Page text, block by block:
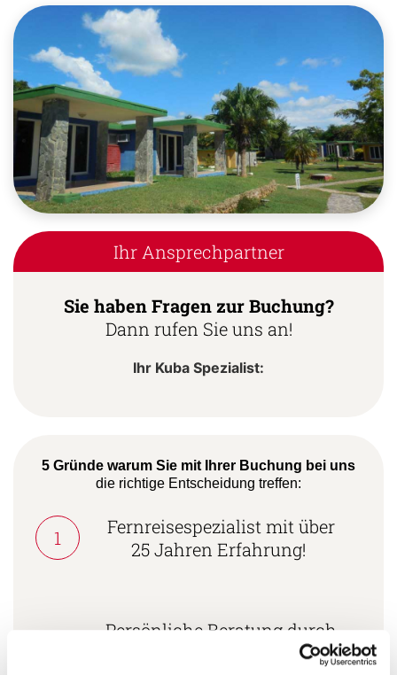
Ihr Ansprechpartner
Sie haben Fragen zur Buchung?
Dann rufen Sie uns an!
Ihr Kuba Spezialist:
5 Gründe warum Sie mit Ihrer Buchung bei uns
die richtige Entscheidung treffen:
1
Fernreisespezialist mit über
25 Jahren Erfahrung!
Persönliche Beratung durch